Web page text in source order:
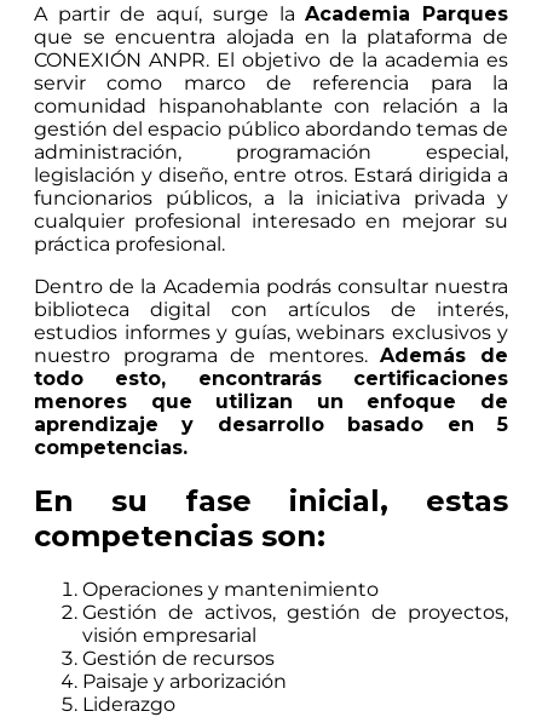
A partir de aquí, surge laAcademia Parques
que se encuentra alojada en la plataforma de
CONEXIÓN ANPR. El objetivo de la academia es
servir como marco de referencia para la
comunidad hispanohablante con relación a la
gestión del espacio público abordando temas de
administración, programación especial,
legislación y diseño, entre otros. Estará dirigida a
funcionarios públicos, a la iniciativa privada y
cualquier profesional interesado en mejorar su
práctica profesional.
Dentro de la Academia podrás consultar nuestra
biblioteca digital con artículos de interés,
estudios informes y guías, webinars exclusivos y
nuestro programa de mentores.Además de
todo esto, encontrarás certificaciones
menores que utilizan un enfoque de
aprendizaje y desarrollo basado en 5
competencias.
En su fase inicial, estas
competencias son:
Operaciones y mantenimiento
Gestión de activos, gestión de proyectos,
visión empresarial
Gestión de recursos
Paisaje y arborización
Liderazgo